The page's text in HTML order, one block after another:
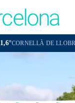
DE LLOBREGAT